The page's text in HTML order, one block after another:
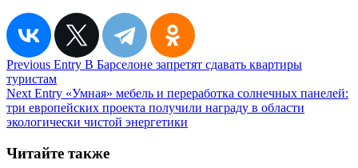
Навигация
по
записям
Previous Entry В Барселоне запретят сдавать квартиры
туристам
Next Entry «Умная» мебель и переработка солнечных панелей:
три европейских проекта получили награду в области
экологически чистой энергетики
Читайте также